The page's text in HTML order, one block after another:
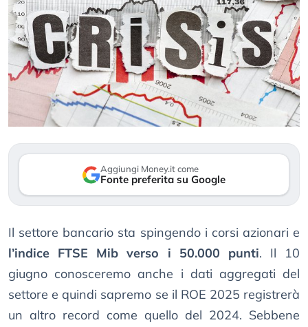
Aggiungi Money.it come
Fonte preferita su Google
Il settore bancario sta spingendo i corsi azionari e
l’indice FTSE Mib verso i 50.000 punti. Il 10
giugno conosceremo anche i dati aggregati del
settore e quindi sapremo se il ROE 2025 registrerà
un altro record come quello del 2024. Sebbene